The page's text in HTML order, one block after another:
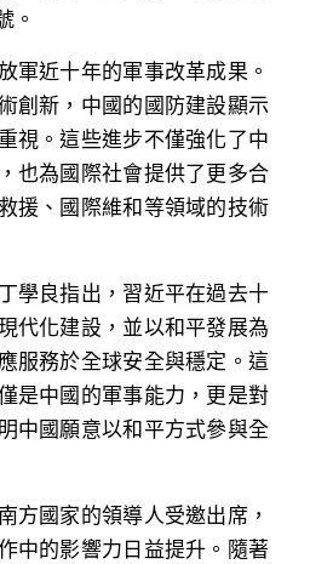
｜專欄
。
軍近十年的軍事改革成果。
創新，中國的國防建設顯示
視。這些進步不僅強化了中
也為國際社會提供了更多合
援、國際維和等領域的技術
學良指出，習近平在過去十
代化建設，並以和平發展為
服務於全球安全與穩定。這
是中國的軍事能力，更是對
中國願意以和平方式參與全
方國家的領導人受邀出席，
中的影響力日益提升。隨著